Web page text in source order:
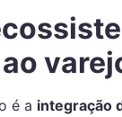
é a integração